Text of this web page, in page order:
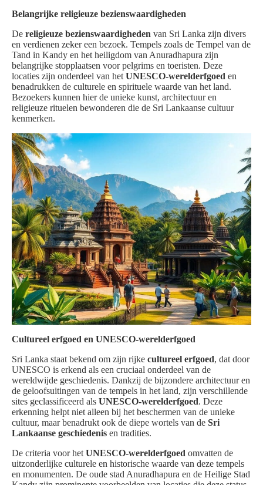
Belangrijke religieuze bezienswaardigheden
De religieuze bezienswaardigheden van Sri Lanka zijn divers
en verdienen zeker een bezoek. Tempels zoals de Tempel van de
Tand in Kandy en het heiligdom van Anuradhapura zijn
belangrijke stopplaatsen voor pelgrims en toeristen. Deze
locaties zijn onderdeel van het UNESCO-werelderfgoed en
benadrukken de culturele en spirituele waarde van het land.
Bezoekers kunnen hier de unieke kunst, architectuur en
religieuze rituelen bewonderen die de Sri Lankaanse cultuur
kenmerken.
Cultureel erfgoed en UNESCO-werelderfgoed
Sri Lanka staat bekend om zijn rijke cultureel erfgoed, dat door
UNESCO is erkend als een cruciaal onderdeel van de
wereldwijde geschiedenis. Dankzij de bijzondere architectuur en
de geloofsuitingen van de tempels in het land, zijn verschillende
sites geclassificeerd als UNESCO-werelderfgoed. Deze
erkenning helpt niet alleen bij het beschermen van de unieke
cultuur, maar benadrukt ook de diepe wortels van de Sri
Lankaanse geschiedenis en tradities.
De criteria voor het UNESCO-werelderfgoed omvatten de
uitzonderlijke culturele en historische waarde van deze tempels
en monumenten. De oude stad Anuradhapura en de Heilige Stad